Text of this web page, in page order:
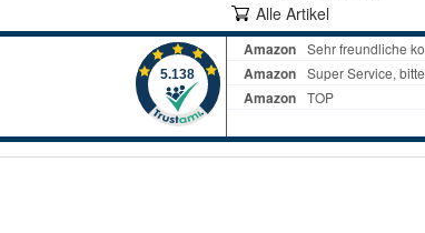
Alle Artikel